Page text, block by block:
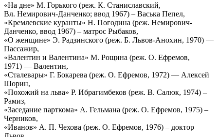
«На дне» М. Горького (реж. К. Станиславский,
Вл. Немирович-Данченко; ввод 1967) – Васька Пепел,
«Кремлевские куранты» Н. Погодина (реж. Немирович-
Данченко, ввод 1967) – матрос Рыбаков,
«О женщине» Э. Радзинского (реж. Б. Львов-Анохин, 1970) —
Пассажир,
«Валентин и Валентина» М. Рощина (реж. О. Ефремов,
1971) — Валентин,
«Сталевары» Г. Бокарева (реж. О. Ефремов, 1972) — Алексей
Шорин,
«Похожий на льва» Р. Ибрагимбеков (реж. В. Салюк, 1974) –
Рамиз,
«Заседание парткома» А. Гельмана (реж. О. Ефремов, 1975) –
Черников,
«Иванов» А. П. Чехова (реж. О. Ефремов, 1976) – доктор